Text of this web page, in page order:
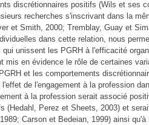
discrétionnaires positifs (Wils et ses
recherches s'inscrivant dans la
et Smith, 2000; Tremblay, Guay et
dans cette relation, nous
unissent les PGRH à l'efficacité
mis en évidence le rôle de certaines
et les comportements
de l'engagement à la profession
à la profession serait associé
(Hedahl, Perez et Sheets, 2003) et
Carson et Bedeian, 1999) ainsi qu'à